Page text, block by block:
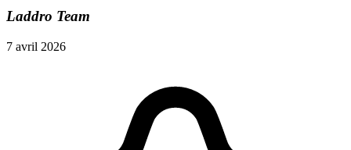
Laddro Team
7 avril 2026